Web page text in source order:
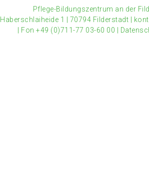
Pflege-Bildungszentrum an der
Haberschlaiheide 1
70794 Filderstadt
Fon +49 (0)711-77 03-60 00